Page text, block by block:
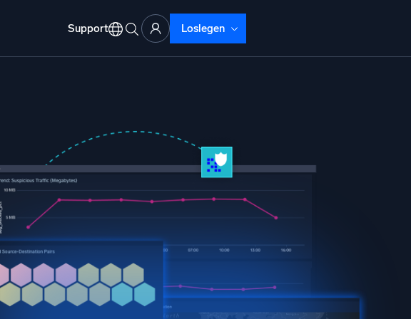
Support Loslegen
Intelligente Cloud-Abläufe
Protokollanalyse
Erkennen und beheben mit umfassender Transparenz